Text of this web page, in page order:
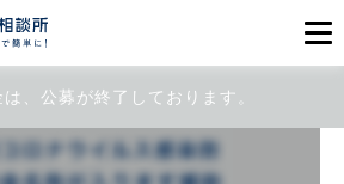
、公募が終了しております。